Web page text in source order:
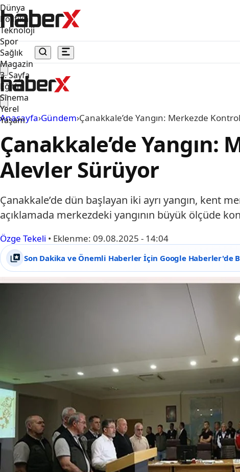
Dünya
Politika
Teknoloji
Spor
Sağlık
Magazin
3. Sayfa
Eğitim
Sinema
Yerel
Yaşam
Anasayfa›Gündem›Çanakkale’de Yangın: Merkezde
Çanakkale’de Yangın:
Alevler Sürüyor
Çanakkale’de dün başlayan iki ayrı yangın, kent
açıklamada merkezdeki yangının büyük ölçüde
Özge Tekeli • Eklenme: 09.08.2025 - 14:04
Son Dakika ve Önemli Haberler İçin Google Haberler'de